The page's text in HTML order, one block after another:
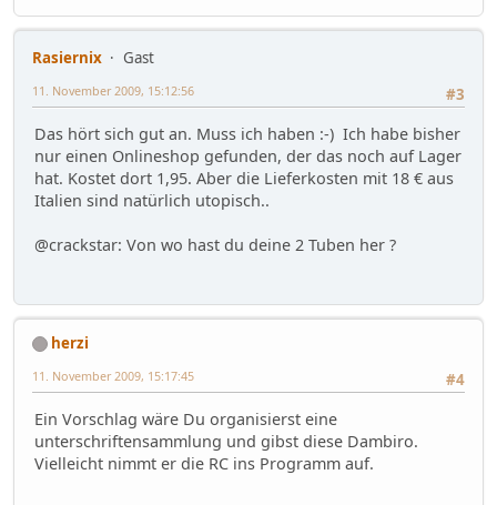
Rasiernix
Gast
#3
11. November 2009, 15:12:56
Das hört sich gut an. Muss ich haben :-) Ich habe bisher
nur einen Onlineshop gefunden, der das noch auf Lager
hat. Kostet dort 1,95. Aber die Lieferkosten mit 18 € aus
Italien sind natürlich utopisch..
@crackstar: Von wo hast du deine 2 Tuben her ?
herzi
#4
11. November 2009, 15:17:45
Ein Vorschlag wäre Du organisierst eine
unterschriftensammlung und gibst diese Dambiro.
Vielleicht nimmt er die RC ins Programm auf.